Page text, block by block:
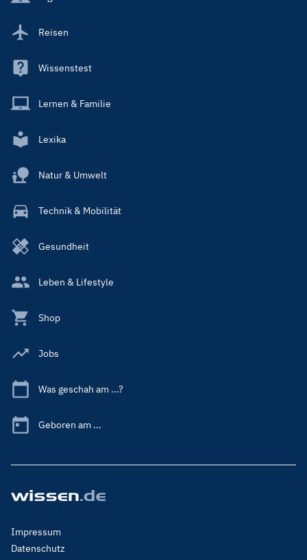
Reisen
Wissenstest
Lernen & Familie
Lexika
Natur & Umwelt
Technik & Mobilität
Gesundheit
Leben & Lifestyle
Shop
Jobs
Was geschah am ...?
Geboren am ...
Footer
Menu
Impressum
Datenschutz